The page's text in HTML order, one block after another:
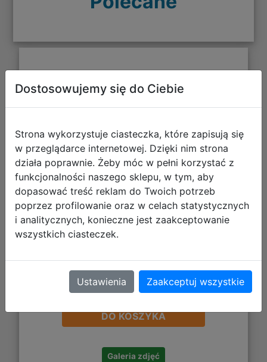
CoolPack Zestaw Szkolny Stars 5el.
Plecak Prime Pro F162960 + Worek
F159960 + Piórnik F067960 +
262,54 zł
DO KOSZYKA
Galeria zdjęć
Dostosowujemy się do Ciebie
Strona wykorzystuje ciasteczka, które zapisują się
w przeglądarce internetowej. Dzięki nim strona
działa poprawnie. Żeby móc w pełni korzystać z
funkcjonalności naszego sklepu, w tym, aby
dopasować treść reklam do Twoich potrzeb
poprzez profilowanie oraz w celach statystycznych
i analitycznych, konieczne jest zaakceptowanie
wszystkich ciasteczek.
Ustawienia Zaakceptuj wszystkie